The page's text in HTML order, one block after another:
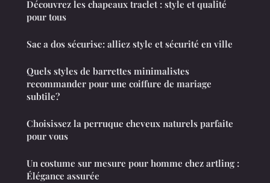
Découvrez les chapeaux traclet : style et qualité
pour tous
Sac a dos sécurise: alliez style et sécurité en ville
Quels styles de barrettes minimalistes
recommander pour une coiffure de mariage
subtile?
Choisissez la perruque cheveux naturels parfaite
pour vous
Un costume sur mesure pour homme chez artling :
Élégance assurée